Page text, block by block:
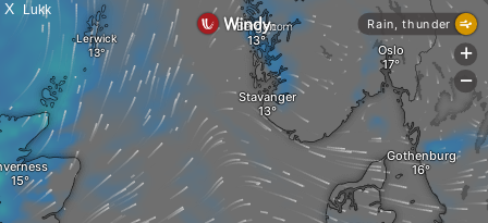
X Lukk